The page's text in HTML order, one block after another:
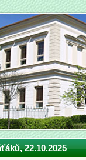
22.10.2025